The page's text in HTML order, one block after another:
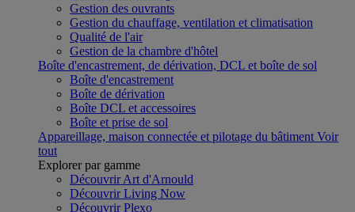
Gestion des ouvrants
Gestion du chauffage, ventilation et climatisation
Qualité de l'air
Gestion de la chambre d'hôtel
Boîte d'encastrement, de dérivation, DCL et boîte de sol
Boîte d'encastrement
Boîte de dérivation
Boîte DCL et accessoires
Boîte et prise de sol
Appareillage, maison connectée et pilotage du bâtiment Voir
tout
Explorer par gamme
Découvrir Art d'Arnould
Découvrir Living Now
Découvrir Plexo